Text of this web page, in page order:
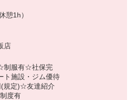
談ください！
憩1h）
店
制服有☆社保完
施設・ジム優待
規定)☆友達紹介
度有